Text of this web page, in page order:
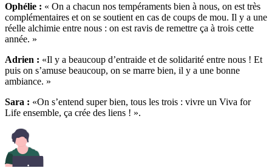
Ophélie : « On a chacun nos tempéraments bien à nous, on est très
complémentaires et on se soutient en cas de coups de mou. Il y a une
réelle alchimie entre nous : on est ravis de remettre ça à trois cette
année. »
Adrien : «Il y a beaucoup d’entraide et de solidarité entre nous ! Et
puis on s’amuse beaucoup, on se marre bien, il y a une bonne
ambiance. »
Sara : «On s’entend super bien, tous les trois : vivre un Viva for
Life ensemble, ça crée des liens ! ».